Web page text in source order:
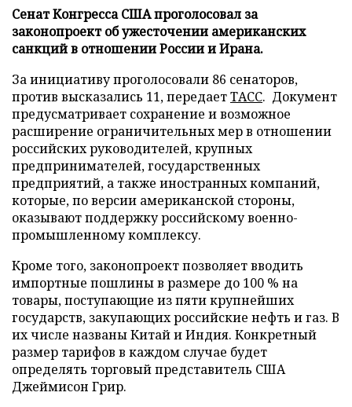
Сенат Конгресса США проголосовал за
законопроект об ужесточении американских
санкций в отношении России и Ирана.
За инициативу проголосовали 86 сенаторов,
против высказались 11, передаетТАСС. Документ
предусматривает сохранение и возможное
расширение ограничительных мер в отношении
российских руководителей, крупных
предпринимателей, государственных
предприятий, а также иностранных компаний,
которые, по версии американской стороны,
оказывают поддержку российскому военно-
промышленному комплексу.
Кроме того, законопроект позволяет вводить
импортные пошлины в размере до 100 % на
товары, поступающие из пяти крупнейших
государств, закупающих российские нефть и газ. В
их числе названы Китай и Индия. Конкретный
размер тарифов в каждом случае будет
определять торговый представитель США
Джеймисон Грир.